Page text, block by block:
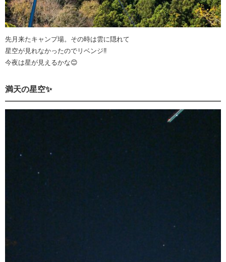
先月来たキャンプ場。その時は雲に隠れて
星空が見れなかったのでリベンジ‼️
今夜は星が見えるかな😊
満天の星空✨